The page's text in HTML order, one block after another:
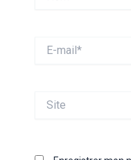
mail*